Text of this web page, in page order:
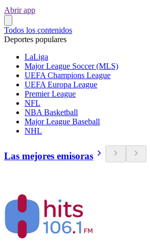
Abrir app
Todos los contenidos
Deportes populares
LaLiga
Major League Soccer (MLS)
UEFA Champions League
UEFA Europa League
Premier League
NFL
NBA Basketball
Major League Baseball
NHL
Las mejores emisoras